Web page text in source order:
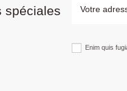
spéciales
Enim quis